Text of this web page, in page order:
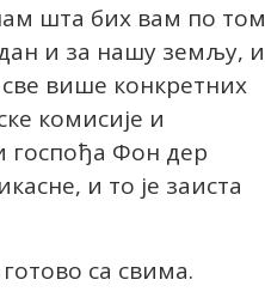
шта бих вам по том
и за нашу земљу, и
више конкретних
комисије и
госпођа Фон дер
и то је заиста
са свима.